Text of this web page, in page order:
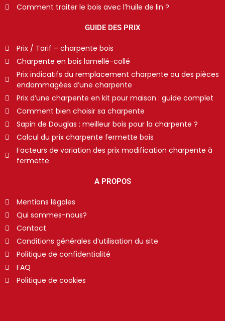
Comment traiter le bois avec l’huile de lin ?
GUIDE DES PRIX
Prix / Tarif – charpente bois
Charpente en bois lamellé-collé
Prix indicatifs du remplacement charpente ou des pièces
endommagées d’une charpente
Prix d’une charpente en kit pour maison : guide complet
Comment bien choisir sa charpente
Sapin de Douglas : meilleur bois pour la charpente ?
Calcul du prix charpente fermette bois
Facteurs de variation des prix modification charpente à
fermette
A PROPOS
Mentions légales
Qui sommes-nous?
Contact
Conditions générales d’utilisation du site
Politique de confidentialité
FAQ
Politique de cookies